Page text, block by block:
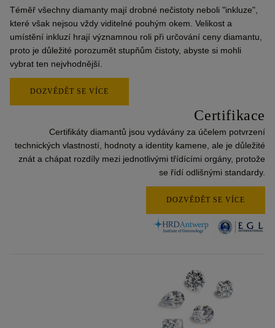
Téměř všechny diamanty mají drobné nečistoty neboli "inkluze",
které však nejsou vždy viditelné pouhým okem. Velikost a
umístění inkluzí hrají významnou roli při určování ceny diamantu,
proto je důležité porozumět stupňům čistoty, abyste si mohli
vybrat ten nejvhodnější.
DOZVĚDĚT SE VÍCE
Certifikace
Certifikáty diamantů jsou vydávány za účelem potvrzení
technických vlastností, hodnoty a identity kamene, ale je důležité
znát a chápat rozdíly mezi jednotlivými třídícími orgány, protože
se řídí odlišnými standardy.
DOZVĚDĚT SE VÍCE